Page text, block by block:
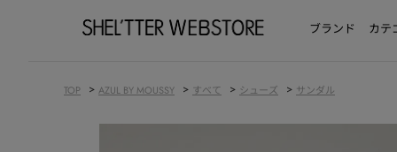
ブランド カテ
TOP > AZUL BY MOUSSY > すべて > シューズ > サンダル